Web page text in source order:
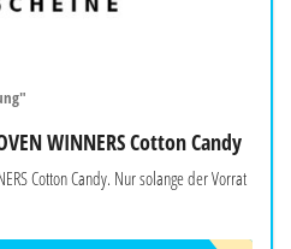
WINNERS Cotton Candy
Cotton Candy. Nur solange der Vorrat